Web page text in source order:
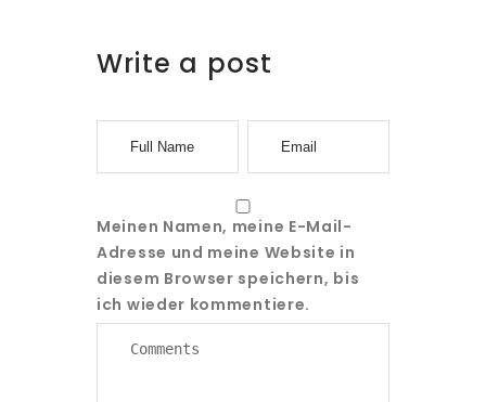
Write a post
Meinen Namen, meine E-Mail-
Adresse und meine Website in
diesem Browser speichern, bis
ich wieder kommentiere.